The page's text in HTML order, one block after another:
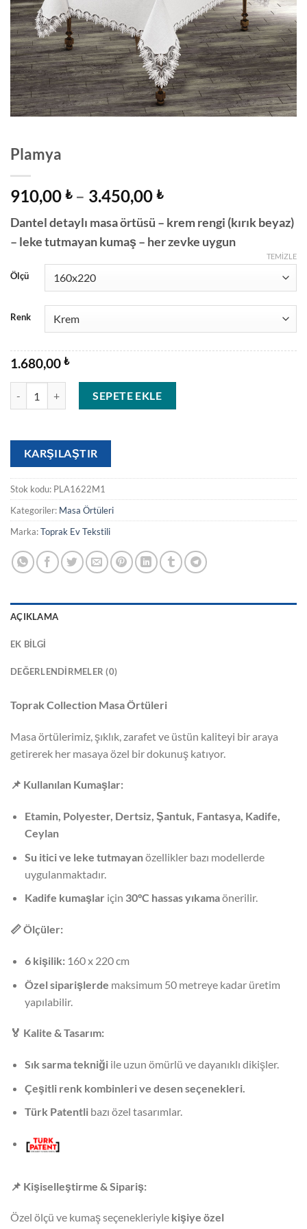
Plamya
910,00 ₺ – 3.450,00 ₺Fiyat
910,00 ₺
-
3.450,00 ₺
Dantel detaylı masa örtüsü – krem ​​rengi (kırık beyaz)
– leke tutmayan kumaş – her zevke uygun
Ölçü
Renk
TEMIZLE
1.680,00 ₺
SEPETE EKLE
KARŞILAŞTIR
Stok kodu: PLA1622M1
Kategoriler: Masa Örtüleri
Marka:Toprak Ev Tekstili
AÇIKLAMA
EK BILGI
DEĞERLENDIRMELER (0)
Toprak Collection Masa Örtüleri
Masa örtülerimiz, şıklık, zarafet ve üstün kaliteyi bir araya
getirerek her masaya özel bir dokunuş katıyor.
📌 Kullanılan Kumaşlar:
Etamin, Polyester, Dertsiz, Şantuk, Fantasya, Kadife,
Ceylan
Su itici ve leke tutmayanözellikler bazı modellerde
uygulanmaktadır.
Kadife kumaşlar için 30°C hassas yıkamaönerilir.
📏Ölçüler:
6 kişilik:160 x 220 cm
Özel siparişlerde maksimum 50 metreye kadar üretim
yapılabilir.
🏅 Kalite & Tasarım:
Sık sarma tekniğiile uzun ömürlü ve dayanıklı dikişler.
Çeşitli renk kombinleri ve desen seçenekleri.
Türk Patentlibazı özel tasarımlar.
📌 Kişiselleştirme & Sipariş:
Özel ölçü ve kumaş seçenekleriyle kişiye özel